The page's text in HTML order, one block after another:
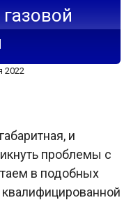
2022
и
проблемы с
в подобных
квалифицированной